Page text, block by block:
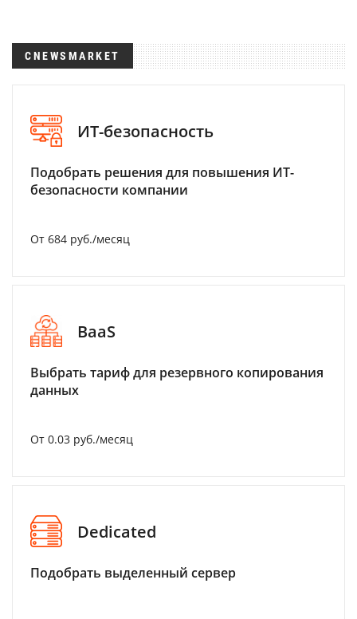
CNEWSMARKET
ИТ-безопасность
Подобрать решения для повышения ИТ-
безопасности компании
От 684 руб./месяц
BaaS
Выбрать тариф для резервного копирования
данных
От 0.03 руб./месяц
Dedicated
Подобрать выделенный сервер